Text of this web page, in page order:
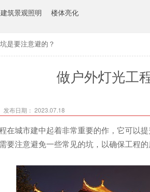
建筑景观照明 楼体亮化
是要注意避的？
做户外灯光工
发布日期： 2023.07.18
在城市建中起着非常重要的作，它可以
要注意避免一些常见的坑，以确保工程